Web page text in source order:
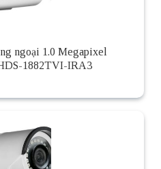
ngoại 1.0 Megapixel
1882TVI-IRA3